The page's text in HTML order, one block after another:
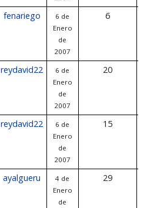
fenariego
6 de
Enero
de
2007
6
reydavid22
6 de
Enero
de
2007
20
reydavid22
6 de
Enero
de
2007
15
ayalgueru
4 de
Enero
de
29